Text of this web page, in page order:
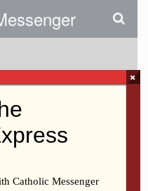
Apariciónes
De
×